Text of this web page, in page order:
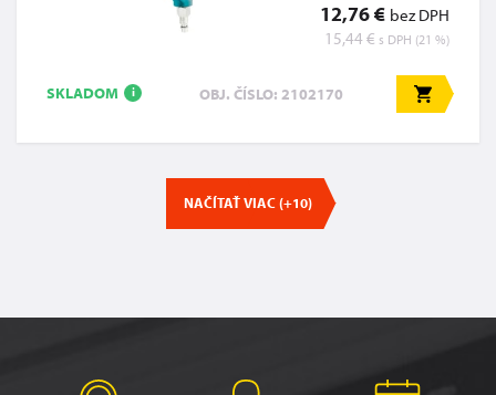
12,76 € bez DPH
15,44 € s DPH (21 %)
SKLADOM i OBJ. ČÍSLO: 2102170
NAČÍTAŤ VIAC (+10)